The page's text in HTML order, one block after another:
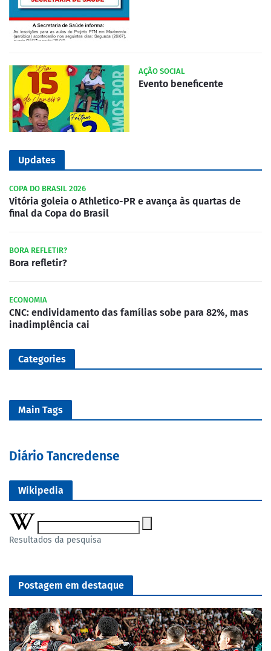
AÇÃO SOCIAL
Evento beneficente
Updates
COPA DO BRASIL 2026
Vitória goleia o Athletico-PR e avança às quartas de
final da Copa do Brasil
BORA REFLETIR?
Bora refletir?
ECONOMIA
CNC: endividamento das famílias sobe para 82%, mas
inadimplência cai
Categories
Main Tags
Diário Tancredense
Wikipedia
Resultados da pesquisa
Postagem em destaque